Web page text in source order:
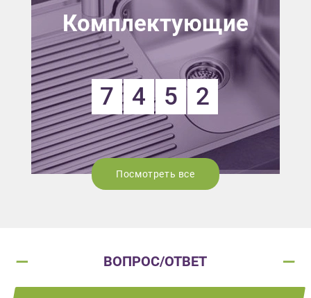
Комплектующие
7 4 5 2
Посмотреть все
ВОПРОС/ОТВЕТ